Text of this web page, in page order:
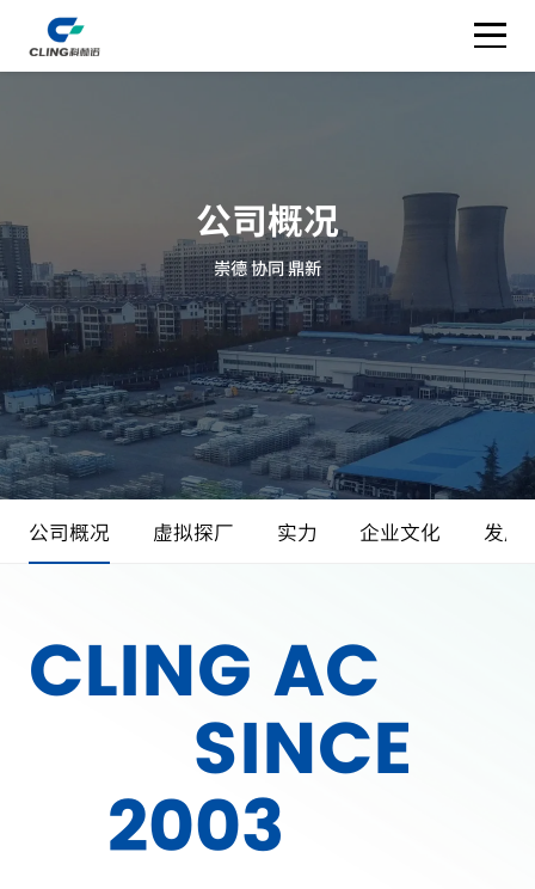
公司概况
崇德 协同 鼎新
公司概况 虚拟探厂 实力 企业文化 发展
CLING AC
SINCE
2003